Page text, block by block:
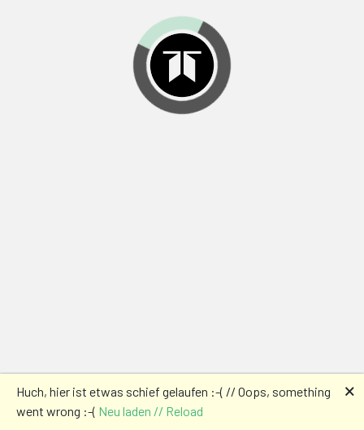
Huch, hier ist etwas schief gelaufen :-( // Oops, something
went wrong :-( Neu laden // Reload
🗙